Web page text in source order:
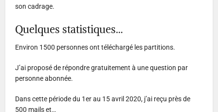
son cadrage.
Quelques statistiques…
Environ 1500 personnes ont téléchargé les partitions.
J’ai proposé de répondre gratuitement à une question par
personne abonnée.
Dans cette période du 1er au 15 avril 2020, j’ai reçu près de
500 mails et…